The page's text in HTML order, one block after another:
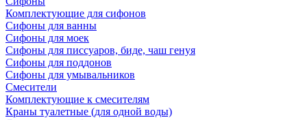
Комплектующие для сифонов
Сифоны для ванны
Сифоны для моек
Сифоны для писсуаров, биде, чаш генуя
Сифоны для поддонов
Сифоны для умывальников
Смесители
Комплектующие к смесителям
Краны туалетные (для одной воды)